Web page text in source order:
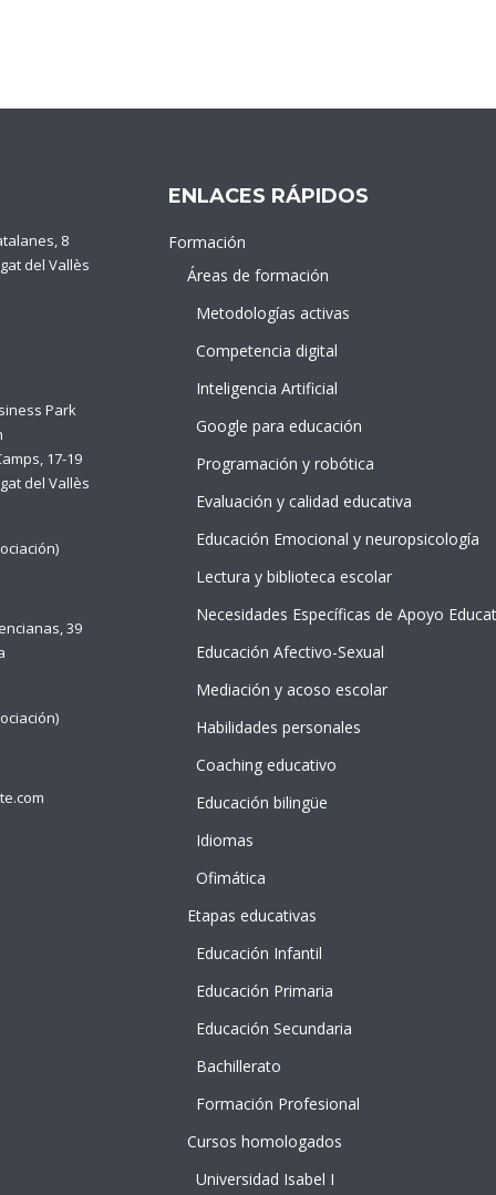
8
del Vallès
Park
17-19
del Vallès
39
ENLACES RÁPIDOS
Formación
Áreas de formación
Metodologías activas
Competencia digital
Inteligencia Artificial
Google para educación
Programación y robótica
Evaluación y calidad educativa
Educación Emocional y neuropsicología
Lectura y biblioteca escolar
Necesidades Específicas de Apoyo
Educación Afectivo-Sexual
Mediación y acoso escolar
Habilidades personales
Coaching educativo
Educación bilingüe
Idiomas
Ofimática
Etapas educativas
Educación Infantil
Educación Primaria
Educación Secundaria
Bachillerato
Formación Profesional
Cursos homologados
Universidad Isabel I